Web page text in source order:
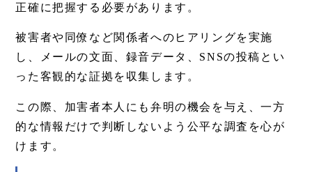
正確に把握する必要があります。
被害者や同僚など関係者へのヒアリングを実施
し、メールの文面、録音データ、SNSの投稿とい
った客観的な証拠を収集します。
この際、加害者本人にも弁明の機会を与え、一方
的な情報だけで判断しないよう公平な調査を心が
けます。